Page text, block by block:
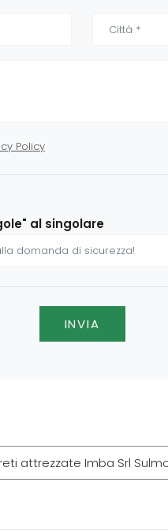
Policy
al singolare
INVIA
attrezzate Imba Srl